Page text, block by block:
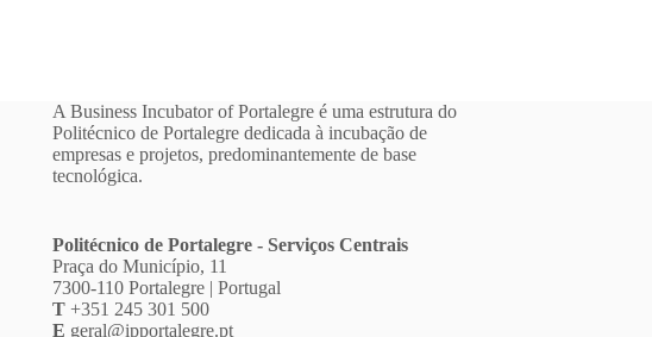
A Business Incubator of Portalegre é uma estrutura do
Politécnico de Portalegre dedicada à incubação de
empresas e projetos, predominantemente de base
tecnológica.
Politécnico de Portalegre - Serviços Centrais
Praça do Município, 11
7300-110 Portalegre | Portugal
T +351 245 301 500
E geral@ipportalegre.pt